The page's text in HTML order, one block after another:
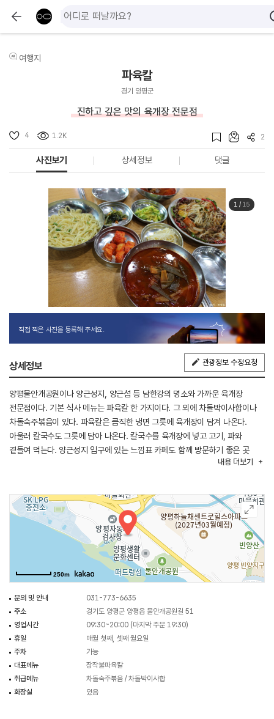
여행지
파육칼
경기 양평군
진하고 깊은 맛의 육개장 전문점
4 1.2K 2
사진보기 상세정보 댓글
1/ 15
직접 찍은 사진을 등록해 주세요.
상세정보 관광정보 수정요청
양평물안개공원이나 양근성지, 양근섬 등 남한강의 명소와 가까운 육개장
전문점이다. 기본 식사 메뉴는 파육칼 한 가지이다. 그 외에 차돌박이사합이나
차돌숙주볶음이 있다. 파육칼은 큼직한 냉면 그릇에 육개장이 담겨 나온다.
아울러 칼국수도 그릇에 담아 나온다. 칼국수를 육개장에 넣고 고기, 파와
곁들여 먹는다. 양근성지 입구에 있는 느낌표 카페도 함께 방문하기 좋은 곳
내용 더보기
250m
문의 및 안내
031-773-6635
주소
경기도 양평군 양평읍 물안개공원길 51
영업시간
09:30~20:00 (마지막 주문 19:30)
휴일
매월 첫째, 셋째 월요일
주차
가능
대표메뉴
장작불파육칼
취급메뉴
차돌숙주볶음 / 차돌박이사합
화장실
있음